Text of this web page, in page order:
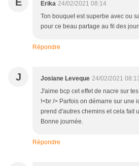
Erika 24/02/2021 08:14
Ton bouquet est superbe avec ou
pour ce beau partage au fil des
Répondre
J Josiane Leveque 24/02/2021
J'aime bcp cet effet de nacre sur
!<br /> Parfois on démarre sur une
prend d'autres chemins et cela fait
Bonne journée.
Répondre